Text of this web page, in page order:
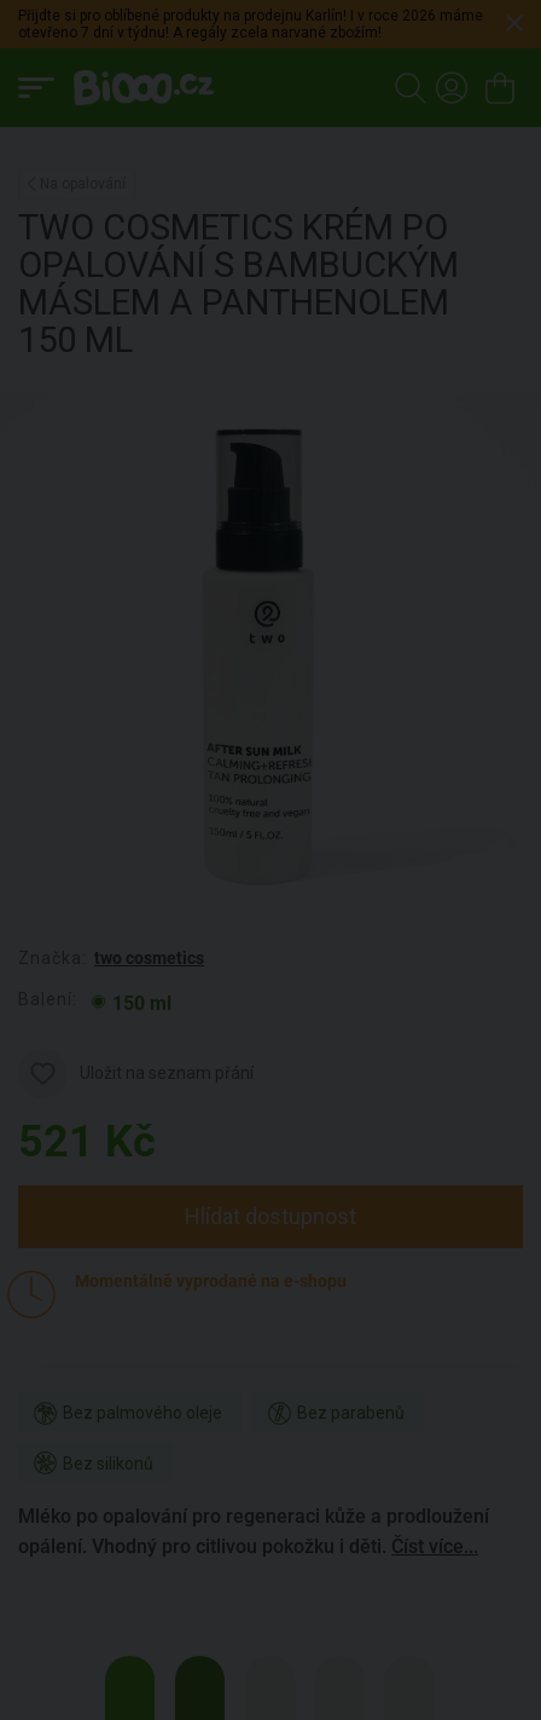
Přijdte si pro oblíbené produkty na prodejnu Karlín! I v roce 2026 máme
otevřeno 7 dní v týdnu! A regály zcela narvané zbožím!
TWO COSMETICS KRÉM PO
OPALOVÁNÍ S BAMBUCKÝM
MÁSLEM A PANTHENOLEM
150 ML
two cosmetics
150 ml
521 Kč
Hlídat dostupnost
Momentálně vyprodané na e-shopu
Bez palmového oleje Bez parabenů
Bez silikonů
Mléko po opalování pro regeneraci kůže a prodloužení
opálení. Vhodný pro citlivou pokožku i děti. Číst více...